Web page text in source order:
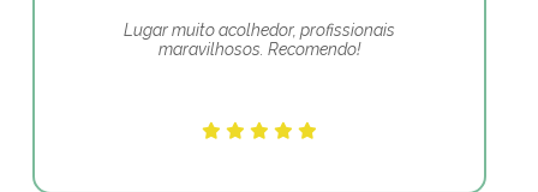
Lugar muito acolhedor, profissionais
maravilhosos. Recomendo!